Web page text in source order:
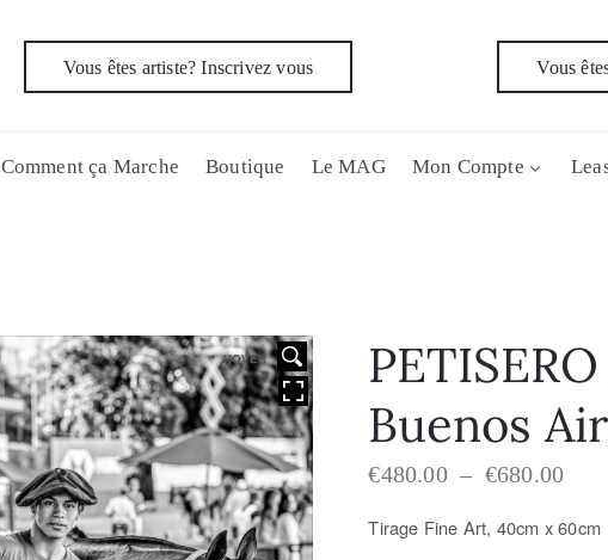
Vous êtes artiste? Inscrivez vous Vous
Comment ça Marche Boutique Le MAG Mon Compte
HOVER
Buenos
€480.00 – €680.00
Tirage Fine Art, 40cm x 60cm